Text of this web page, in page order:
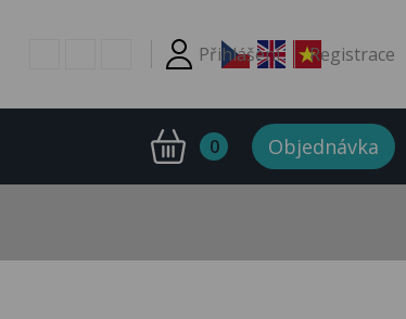
Přihlášení Registrace
0 Objednávka